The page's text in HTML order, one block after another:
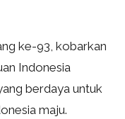
ke-93, kobarkan
Indonesia
berdaya untuk
maju.